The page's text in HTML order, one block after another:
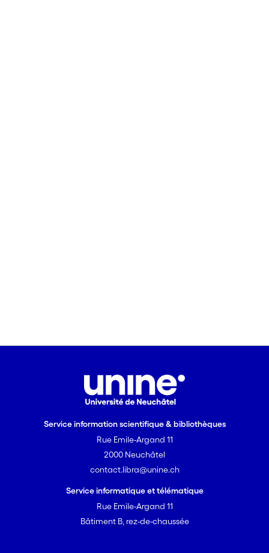
Service information scientifique & bibliothèques
Rue Emile-Argand 11
2000 Neuchâtel
contact.libra@unine.ch
Service informatique et télématique
Rue Emile-Argand 11
Bâtiment B, rez-de-chaussée